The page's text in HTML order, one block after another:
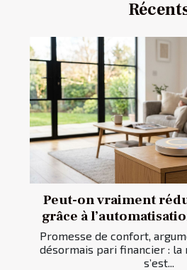
Peut-on vraiment
grâce à
Promesse de confort,
désormais pari financier : la
s’est...